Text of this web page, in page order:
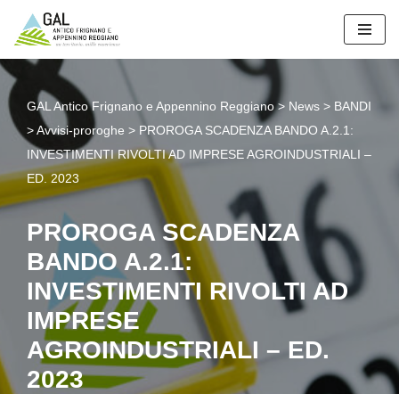
Vai
al
contenuto
GAL Antico Frignano e Appennino Reggiano> News > BANDI
>Avvisi-proroghe > PROROGA SCADENZA BANDO A.2.1:
INVESTIMENTI RIVOLTI AD IMPRESE AGROINDUSTRIALI –
ED. 2023
PROROGA SCADENZA
BANDO A.2.1:
INVESTIMENTI RIVOLTI AD
IMPRESE
AGROINDUSTRIALI – ED.
2023